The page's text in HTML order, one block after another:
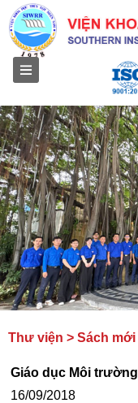
Thư viện > Sách mới
Giáo dục Môi trường
16/09/2018